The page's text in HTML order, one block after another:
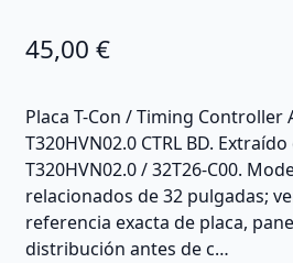
45,00 €
Placa T-Con / Timing Controller
T320HVN02.0 CTRL BD.
T320HVN02.0 / 32T26-C00.
relacionados de 32 pulgadas;
referencia exacta de placa,
distribución antes de c…